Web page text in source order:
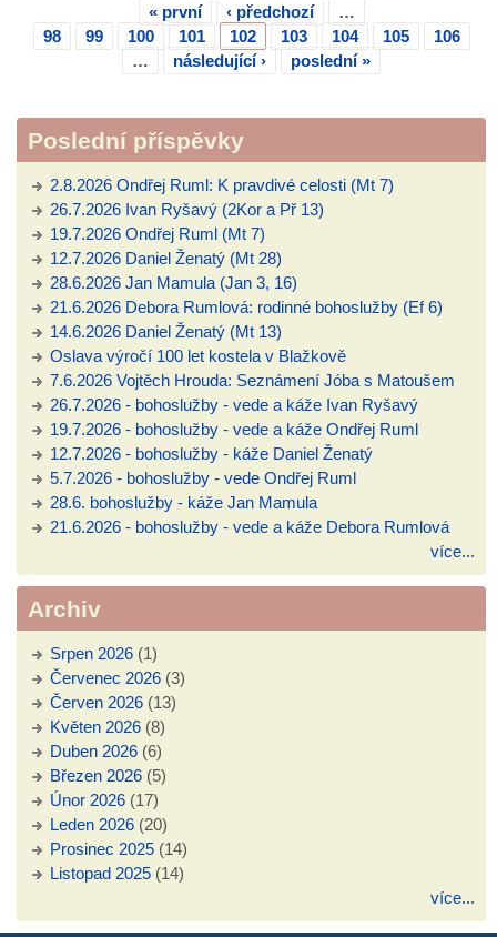
Stránky
« první ‹ předchozí
…
98
99 100 101 102 103 104 105
106
…
následující › poslední »
Poslední příspěvky
2.8.2026 Ondřej Ruml: K pravdivé celosti (Mt 7)
26.7.2026 Ivan Ryšavý (2Kor a Př 13)
19.7.2026 Ondřej Ruml (Mt 7)
12.7.2026 Daniel Ženatý (Mt 28)
28.6.2026 Jan Mamula (Jan 3, 16)
21.6.2026 Debora Rumlová: rodinné bohoslužby (Ef 6)
14.6.2026 Daniel Ženatý (Mt 13)
Oslava výročí 100 let kostela v Blažkově
7.6.2026 Vojtěch Hrouda: Seznámení Jóba s Matoušem
26.7.2026 - bohoslužby - vede a káže Ivan Ryšavý
19.7.2026 - bohoslužby - vede a káže Ondřej Ruml
12.7.2026 - bohoslužby - káže Daniel Ženatý
5.7.2026 - bohoslužby - vede Ondřej Ruml
28.6. bohoslužby - káže Jan Mamula
21.6.2026 - bohoslužby - vede a káže Debora Rumlová
více...
Archiv
Srpen 2026 (1)
Červenec 2026 (3)
Červen 2026 (13)
Květen 2026 (8)
Duben 2026 (6)
Březen 2026 (5)
Únor 2026 (17)
Leden 2026 (20)
Prosinec 2025 (14)
Listopad 2025 (14)
více...